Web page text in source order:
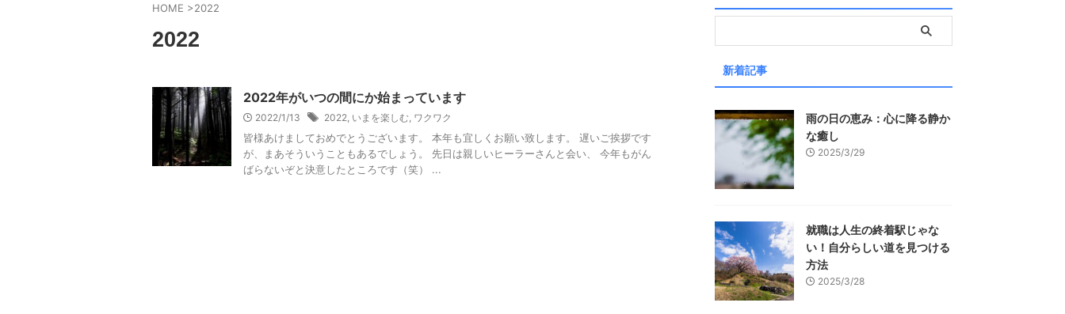
HOME >2022
2022
2022年がいつの間にか始まっています
2022/1/13 2022, いまを楽しむ, ワクワク
皆様あけましておめでとうございます。 本年も宜しくお願い致します。 遅いご挨拶です
が、まあそういうこともあるでしょう。 先日は親しいヒーラーさんと会い、 今年もがん
ばらないぞと決意したところです（笑） ...
新着記事
雨の日の恵み：心に降る静か
な癒し
2025/3/29
就職は人生の終着駅じゃな
い！自分らしい道を見つける
方法
2025/3/28